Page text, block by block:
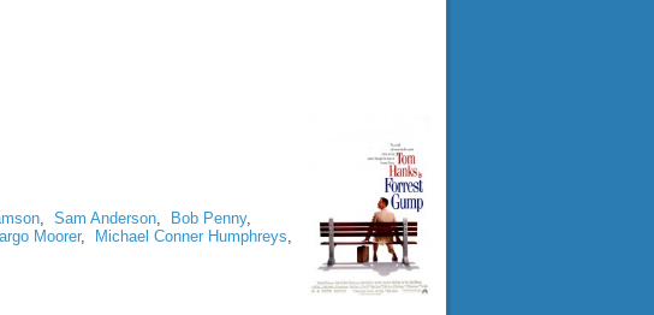
, Sam Anderson, Bob Penny,
Moorer, Michael Conner Humphreys,